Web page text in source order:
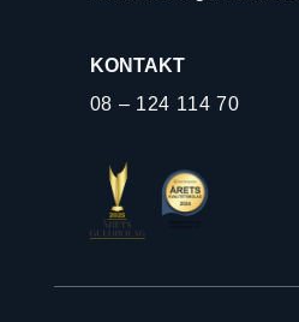
KONTAKT
08 – 124 114 70